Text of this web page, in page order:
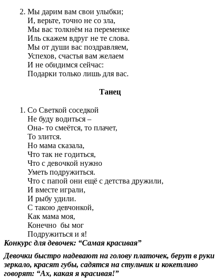
Мы дарим вам свои улыбки;
И, верьте, точно не со зла,
Мы вас толкнём на переменке
Иль скажем вдруг не те слова.
Мы от души вас поздравляем,
Успехов, счастья вам желаем
И не обидимся сейчас:
Подарки только лишь для вас.
Танец
Со Светкой соседкой
Не буду водиться –
Она- то смеётся, то плачет,
То злится.
Но мама сказала,
Что так не годиться,
Что с девочкой нужно
Уметь подружиться.
Что с папой они ещё с детства дружили,
И вместе играли,
И рыбу удили.
С такою девчонкой,
Как мама моя,
Конечно бы мог
Подружиться и я!
Конкурс для девочек: “Самая красивая”
Девочки быстро надевают на голову платочек, берут в руки
зеркало, красят губы, садятся на стульчик и кокетливо
говорят: “Ах, какая я красивая!”